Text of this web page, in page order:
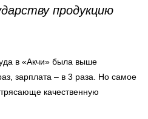
продукцию
в «Акчи» была выше
зарплата – в 3 раза. Но самое
качественную